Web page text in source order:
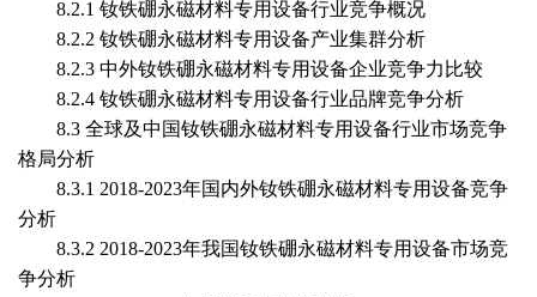
8.2.1 钕铁硼永磁材料专用设备行业竞争概况
8.2.2 钕铁硼永磁材料专用设备产业集群分析
8.2.3 中外钕铁硼永磁材料专用设备企业竞争力比较
8.2.4 钕铁硼永磁材料专用设备行业品牌竞争分析
8.3 全球及中国钕铁硼永磁材料专用设备行业市场竞争
格局分析
8.3.1 2018-2023年国内外钕铁硼永磁材料专用设备竞争
分析
8.3.2 2018-2023年我国钕铁硼永磁材料专用设备市场竞
争分析